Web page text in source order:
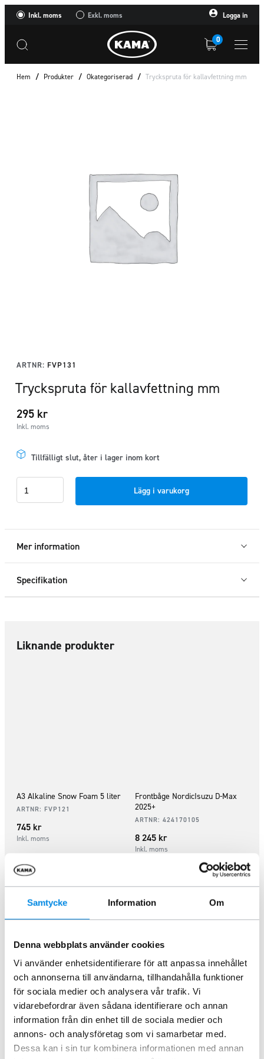
Samtycke Information Om
Denna webbplats använder cookies
Vi använder enhetsidentifierare för att anpassa innehållet
och annonserna till användarna, tillhandahålla funktioner
för sociala medier och analysera vår trafik. Vi
vidarebefordrar även sådana identifierare och annan
information från din enhet till de sociala medier och
annons- och analysföretag som vi samarbetar med.
Dessa kan i sin tur kombinera informationen med annan
Inkl. moms Exkl. moms Logga in
0
Hem / Produkter / Okategoriserad / Tryckspruta för kallavfettning mm
ARTNR: FVP131
Tryckspruta för kallavfettning mm
295 kr
Inkl. moms
Tillfälligt slut, åter i lager inom kort
mm
mängd
Lägg i varukorg
Mer information
Specifikation
Liknande produkter
A3 Alkaline Snow Foam 5 liter
ARTNR: FVP121
745 kr
Inkl. moms
Lägg i varukorg
Frontbåge NordicIsuzu D-Max
2025+
ARTNR: 424170105
8 245kr
Inkl. moms
Lägg i varukorg
Roll Cover VW Amarok
Adventura 2024+
Tryckspruta för kallavfettning
mm